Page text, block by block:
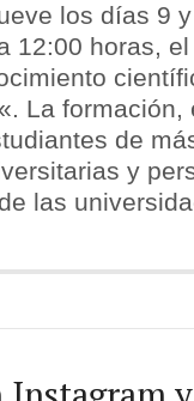
los días 9
12:00 horas,
La formación,
de
y
las